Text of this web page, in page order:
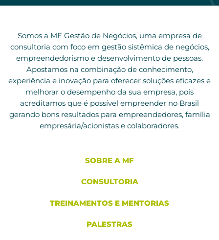
Somos a MF Gestão de Negócios, uma empresa de
consultoria com foco em gestão sistêmica de negócios,
empreendedorismo e desenvolvimento de pessoas.
Apostamos na combinação de conhecimento,
experiência e inovação para oferecer soluções eficazes e
melhorar o desempenho da sua empresa, pois
acreditamos que é possível empreender no Brasil
gerando bons resultados para empreendedores, família
empresária/acionistas e colaboradores.
SOBRE A MF
CONSULTORIA
TREINAMENTOS E MENTORIAS
PALESTRAS